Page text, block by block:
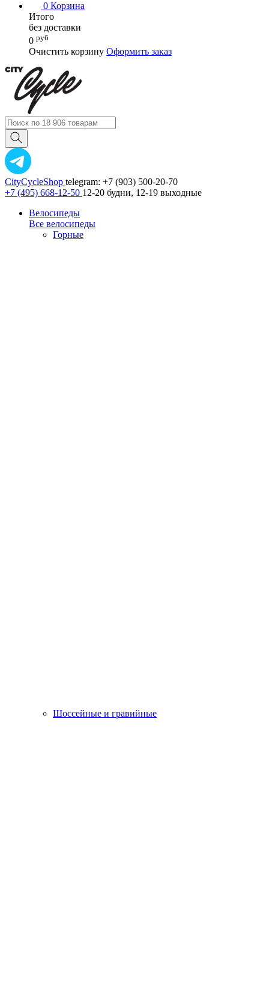
0 Корзина
Итого
без доставки
0 руб
Очистить корзину Оформить заказ
CityCycleShop telegram: +7 (903) 500-20-70
+7 (495) 668-12-50 12-20 будни, 12-19 выходные
Велосипеды
Все велосипеды
Горные
Шоссейные и гравийные